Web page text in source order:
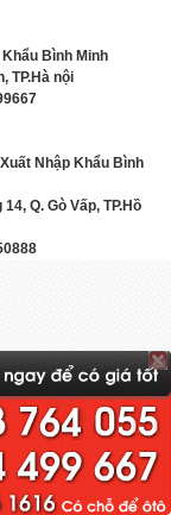
Bình Minh
TP.Hà nội
Nhập Khẩu Bình
Q. Gò Vấp, TP.Hồ